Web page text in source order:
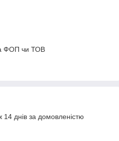
ФОП чи ТОВ
днів за домовленістю